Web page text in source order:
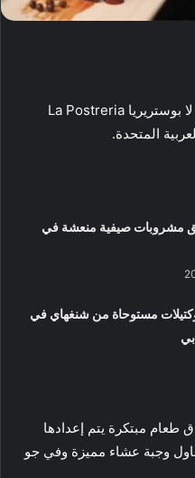
افتتح مؤخرا في سوق البحار مطعم لا بوستريريا La Postreria
المتحدة.
مشروبات صيفية منعشة في
مستوحاة من شنغهاي في
طعام مبتكرة يتم إعدادها
وجبة عشاء مميزة وفي جو